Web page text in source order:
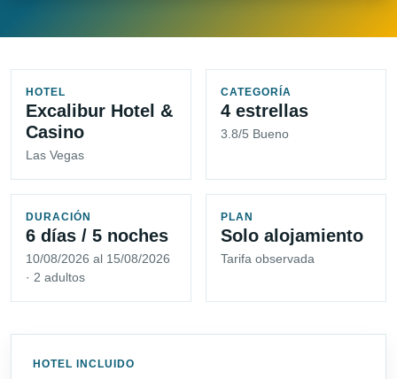
HOTEL
Excalibur Hotel &
Casino
Las Vegas
CATEGORÍA
4 estrellas
3.8/5 Bueno
DURACIÓN
6 días / 5 noches
10/08/2026 al 15/08/2026
· 2 adultos
PLAN
Solo alojamiento
Tarifa observada
HOTEL INCLUIDO